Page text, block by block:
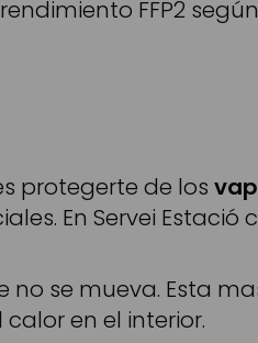
FFP2 según
protegerte de los
En Servei Estació
se mueva. Esta
en el interior.